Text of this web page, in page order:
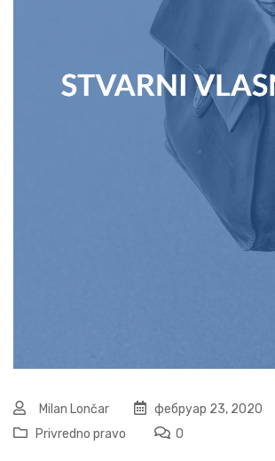
Milan Lončar
фебруар 23, 2020
Privredno pravo
0